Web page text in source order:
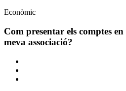
Àmbit
Econòmic
Com presentar els comptes en
meva associació?
Comparteix